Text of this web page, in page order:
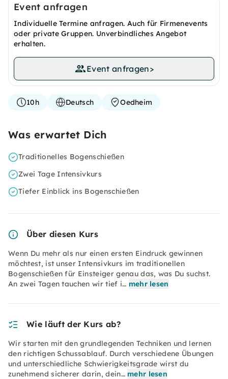
Event anfragen
Individuelle Termine anfragen. Auch für Firmenevents
oder private Gruppen. Unverbindliches Angebot
erhalten.
Event anfragen>
10h Deutsch Oedheim
Was erwartet Dich
Traditionelles Bogenschießen
Zwei Tage Intensivkurs
Tiefer Einblick ins Bogenschießen
Über diesen Kurs
Wenn Du mehr als nur einen ersten Eindruck gewinnen
möchtest, ist unser Intensivkurs im traditionellen
Bogenschießen für Einsteiger genau das, was Du suchst.
An zwei Tagen tauchen wir tief i… mehr lesen
Wie läuft der Kurs ab?
Wir starten mit den grundlegenden Techniken und lernen
den richtigen Schussablauf. Durch verschiedene Übungen
und unterschiedliche Schwierigkeitsgrade wirst du
zunehmend sicherer darin, dein… mehr lesen